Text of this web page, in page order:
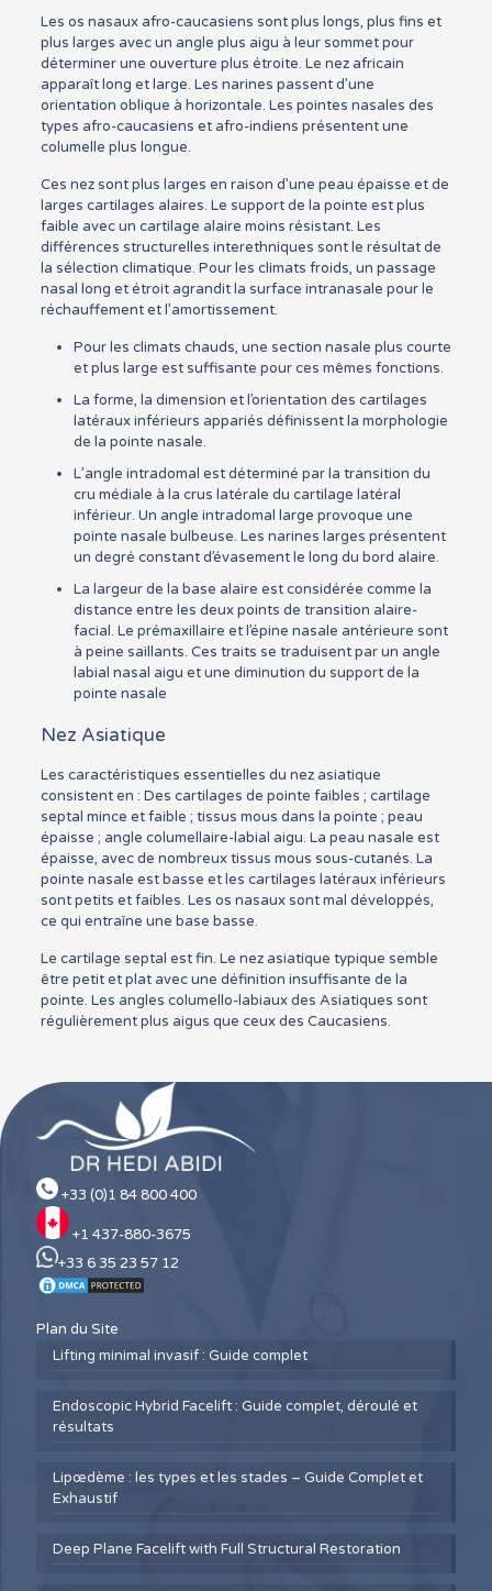
Les os nasaux afro-caucasiens sont plus longs, plus fins et
plus larges avec un angle plus aigu à leur sommet pour
déterminer une ouverture plus étroite. Le nez africain
apparaît long et large. Les narines passent d’une
orientation oblique à horizontale. Les pointes nasales des
types afro-caucasiens et afro-indiens présentent une
columelle plus longue.
Ces nez sont plus larges en raison d’une peau épaisse et de
larges cartilages alaires. Le support de la pointe est plus
faible avec un cartilage alaire moins résistant. Les
différences structurelles interethniques sont le résultat de
la sélection climatique. Pour les climats froids, un passage
nasal long et étroit agrandit la surface intranasale pour le
réchauffement et l’amortissement.
Pour les climats chauds, une section nasale plus courte
et plus large est suffisante pour ces mêmes fonctions.
La forme, la dimension et l’orientation des cartilages
latéraux inférieurs appariés définissent la morphologie
de la pointe nasale.
L’angle intradomal est déterminé par la transition du
cru médiale à la crus latérale du cartilage latéral
inférieur. Un angle intradomal large provoque une
pointe nasale bulbeuse. Les narines larges présentent
un degré constant d’évasement le long du bord alaire.
La largeur de la base alaire est considérée comme la
distance entre les deux points de transition alaire-
facial. Le prémaxillaire et l’épine nasale antérieure sont
à peine saillants. Ces traits se traduisent par un angle
labial nasal aigu et une diminution du support de la
pointe nasale
Nez Asiatique
Les caractéristiques essentielles du nez asiatique
consistent en : Des cartilages de pointe faibles ; cartilage
septal mince et faible ; tissus mous dans la pointe ; peau
épaisse ; angle columellaire-labial aigu. La peau nasale est
épaisse, avec de nombreux tissus mous sous-cutanés. La
pointe nasale est basse et les cartilages latéraux inférieurs
sont petits et faibles. Les os nasaux sont mal développés,
ce qui entraîne une base basse.
Le cartilage septal est fin. Le nez asiatique typique semble
être petit et plat avec une définition insuffisante de la
pointe. Les angles columello-labiaux des Asiatiques sont
régulièrement plus aigus que ceux des Caucasiens.
+33 (0)1 84 800 400
+1 437-880-3675
+33 6 35 23 57 12
Plan du Site
Lifting minimal invasif : Guide complet
Endoscopic Hybrid Facelift : Guide complet, déroulé et
résultats
Lipœdème : les types et les stades – Guide Complet et
Exhaustif
Deep Plane Facelift with Full Structural Restoration